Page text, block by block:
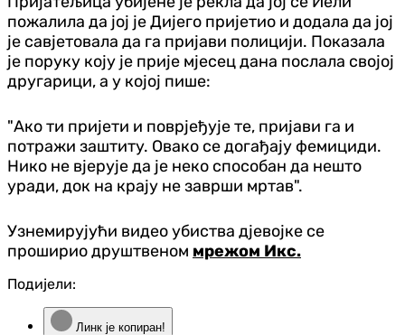
пожалила да јој је Дијего пријетио и додала да јој
је савјетовала да га пријави полицији. Показала
је поруку коју је прије мјесец дана послала својој
другарици, а у којој пише:
"Ако ти пријети и поврјеђује те, пријави га и
потражи заштиту. Овако се догађају фемициди.
Нико не вјерује да је неко способан да нешто
уради, док на крају не заврши мртав".
Узнемирујући видео убиства дјевојке се
проширио друштвеном мрежом Икс.
Подијели:
Линк је копиран!